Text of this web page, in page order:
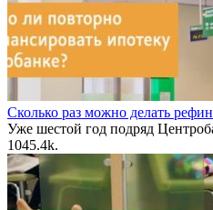
Сколько раз можно делать
Уже шестой год подряд
1045.4k.